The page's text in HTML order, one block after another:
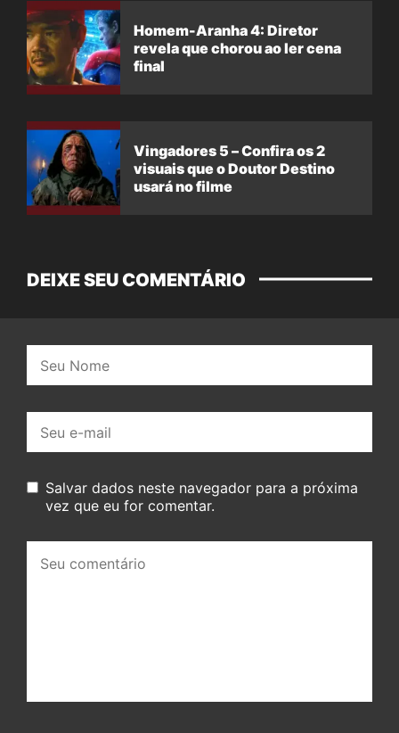
Homem-Aranha 4: Diretor
revela que chorou ao ler cena
final
Vingadores 5 – Confira os 2
visuais que o Doutor Destino
usará no filme
DEIXE SEU COMENTÁRIO
mail:
Salvar dados neste navegador para a próxima
vez que eu for comentar.
comentário: